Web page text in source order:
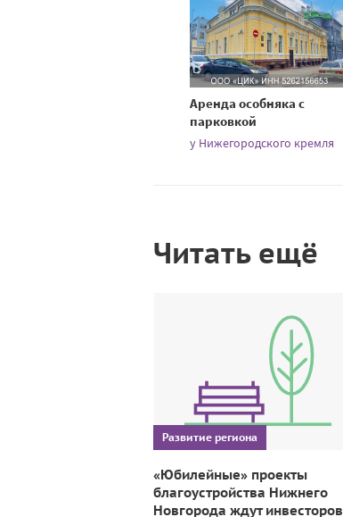
Аренда особняка с
парковкой
у Нижегородского кремля
Читать ещё
Развитие региона
«Юбилейные» проекты
благоустройства Нижнего
Новгорода ждут инвесторов